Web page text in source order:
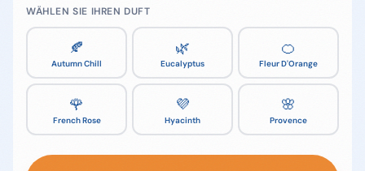
WÄHLEN SIE IHREN DUFT
🍂
Autumn Chill
🌿
Eucalyptus
🍊
Fleur D'Orange
🌹
French Rose
💜
Hyacinth
🌸
Provence